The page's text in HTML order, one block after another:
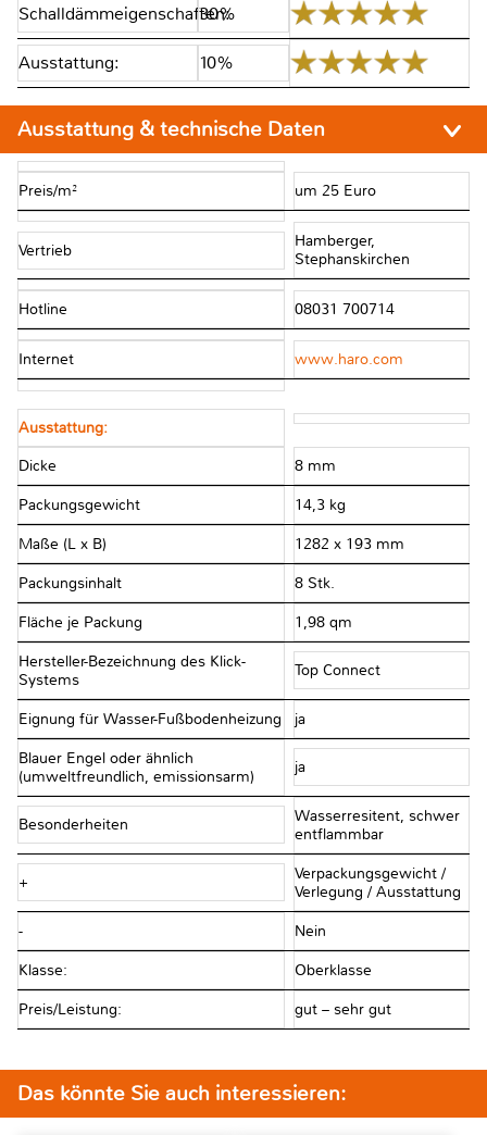
Schalldämmeigenschaften:
30%
Ausstattung: 10%
Ausstattung & technische Daten
Preis/m² um 25 Euro
Vertrieb
Hamberger,
Stephanskirchen
Hotline 08031 700714
Internet www.haro.com
Ausstattung:
Dicke 8 mm
Packungsgewicht 14,3 kg
Maße (L x B) 1282 x 193 mm
Packungsinhalt 8 Stk.
Fläche je Packung 1,98 qm
Hersteller-Bezeichnung des Klick-
Systems
Top Connect
Eignung für Wasser-Fußbodenheizung ja
Blauer Engel oder ähnlich
(umweltfreundlich, emissionsarm)
ja
Besonderheiten
Wasserresitent, schwer
entflammbar
+
Verpackungsgewicht /
Verlegung / Ausstattung
- Nein
Klasse: Oberklasse
Preis/Leistung: gut – sehr gut
Das könnte Sie auch interessieren: